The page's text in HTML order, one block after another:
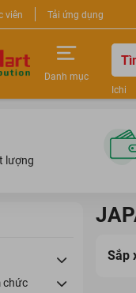
viên Tải ứng dụng
Danh mục
Ichi
lượng
chức
Sắp